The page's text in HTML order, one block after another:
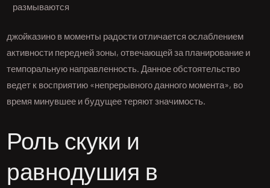
размываются
джойказино в моменты радости отличается ослаблением
активности передней зоны, отвечающей за планирование и
темпоральную направленность. Данное обстоятельство
ведет к восприятию «непрерывного данного момента», во
время минувшее и будущее теряют значимость.
Роль скуки и
равнодушия в